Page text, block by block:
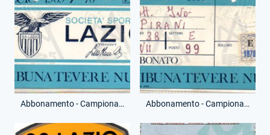
Abbonamento - Campionato Serie A - Tribuna Tevere Numerata - (Fronte) Abbonamento - Campionato Serie A - Tribuna Tevere Numerata - (Retro)